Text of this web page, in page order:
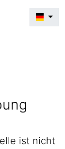
ist nicht